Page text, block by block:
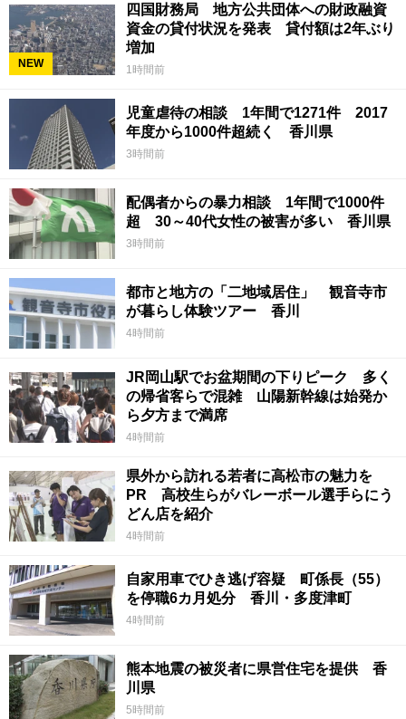
NEW
四国財務局 地方公共団体への財政融資
資金の貸付状況を発表 貸付額は2年ぶり
増加
1時間前
児童虐待の相談 1年間で1271件 2017
年度から1000件超続く 香川県
3時間前
配偶者からの暴力相談 1年間で1000件
超 30～40代女性の被害が多い 香川県
3時間前
都市と地方の「二地域居住」 観音寺市
が暮らし体験ツアー 香川
4時間前
JR岡山駅でお盆期間の下りピーク 多く
の帰省客らで混雑 山陽新幹線は始発か
ら夕方まで満席
4時間前
県外から訪れる若者に高松市の魅力を
PR 高校生らがバレーボール選手らにう
どん店を紹介
4時間前
自家用車でひき逃げ容疑 町係長（55）
を停職6カ月処分 香川・多度津町
4時間前
熊本地震の被災者に県営住宅を提供 香
川県
5時間前